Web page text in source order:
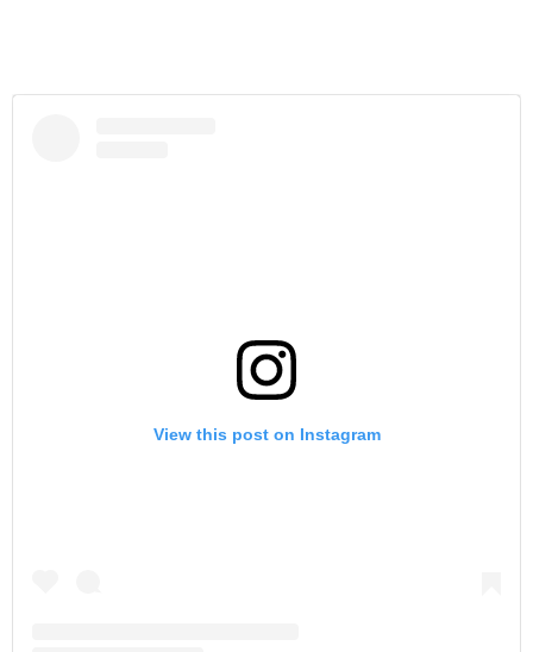
View this post on Instagram